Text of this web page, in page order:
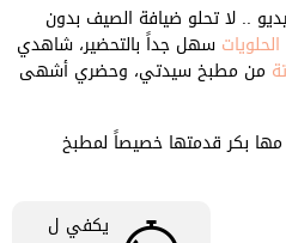
.. لا تحلو ضيافة الصيف بدون
الحلويات سهل جداً بالتحضير، شاهدي
من مطبخ سيدتي، وحضري أشهى
بكر قدمتها خصيصاً لمطبخ
يكفي ل